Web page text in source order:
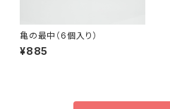
亀の最中（6個入り）
¥885